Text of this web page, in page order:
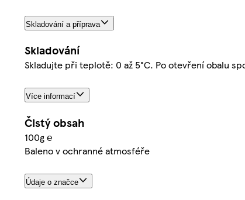
Skladování a příprava
Skladování
Skladujte při teplotě: 0 až 5°C. Po otevření obalu
Více informací
Čistý obsah
100g ℮
Baleno v ochranné atmosféře
Údaje o značce